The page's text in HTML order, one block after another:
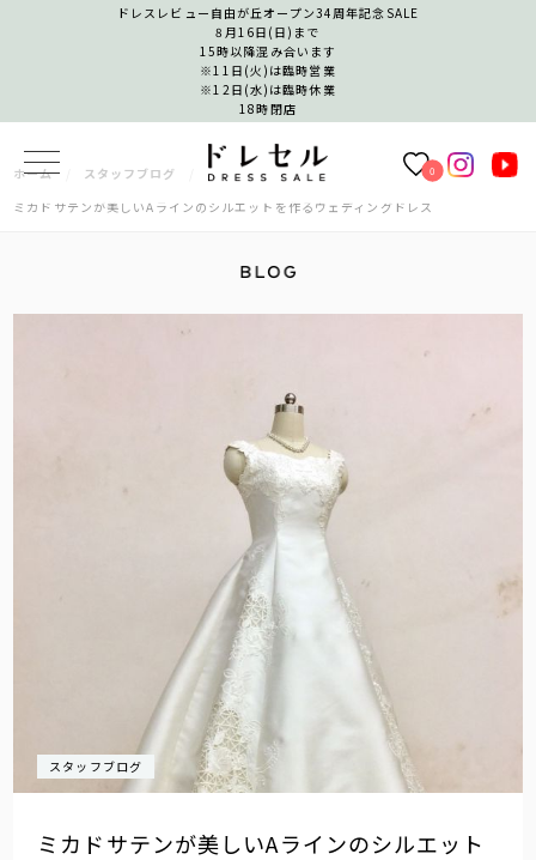
ドレスレビュー自由が丘オープン34周年記念SALE
8月16日(日)まで
15時以降混み合います
※11日(火)は臨時営業
※12日(水)は臨時休業
18時閉店
0
ホーム
スタッフブログ
ミカドサテンが美しいAラインのシルエットを作るウェディングドレス
スタッフブログ
ミカドサテンが美しいAラインのシルエット